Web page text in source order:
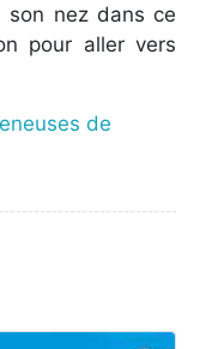
nez dans ce
pour aller vers
de